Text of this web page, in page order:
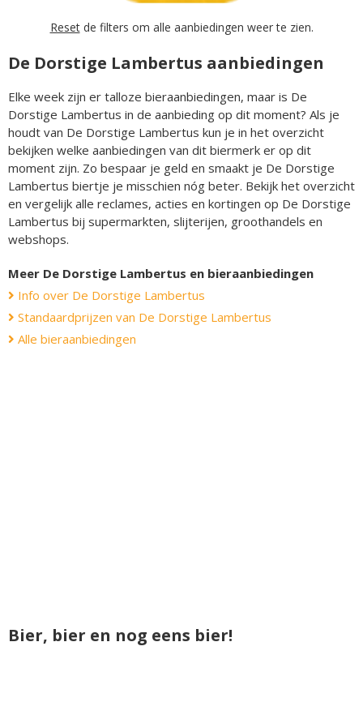
Resetde filters om alle aanbiedingen weer te zien.
De Dorstige Lambertus aanbiedingen
Elke week zijn er talloze bieraanbiedingen, maar is De
Dorstige Lambertus in de aanbieding op dit moment? Als je
houdt van De Dorstige Lambertus kun je in het overzicht
bekijken welke aanbiedingen van dit biermerk er op dit
moment zijn. Zo bespaar je geld en smaakt je De Dorstige
Lambertus biertje je misschien nóg beter. Bekijk het overzicht
en vergelijk alle reclames, acties en kortingen op De Dorstige
Lambertus bij supermarkten, slijterijen, groothandels en
webshops.
Meer De Dorstige Lambertus en bieraanbiedingen
Info over De Dorstige Lambertus
Standaardprijzen van De Dorstige Lambertus
Alle bieraanbiedingen
Bier, bier en nog eens bier!